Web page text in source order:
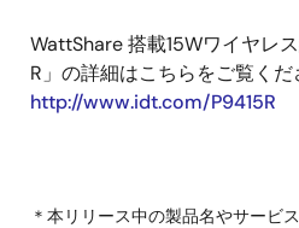
WattShare 搭載15Wワイヤレ
R」の詳細はこちらをご覧くだ
http://www.idt.com/P9415R
＊本リリース中の製品名やサービ